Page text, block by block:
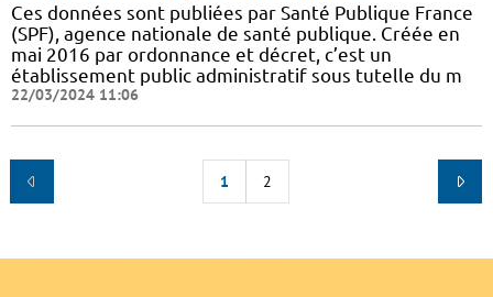
Ces données sont publiées par Santé Publique France
(SPF), agence nationale de santé publique. Créée en
mai 2016 par ordonnance et décret, c’est un
établissement public administratif sous tutelle du m
22/03/2024 11:06
1 2